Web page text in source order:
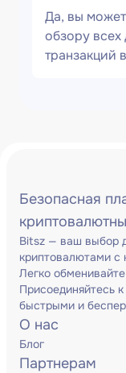
Да, вы
обзору всех
транзакций
Безопасная
Bitsz — ваш выбор
криптовалютами с
Легко
Присоединяйтесь
быстрыми и
О нас
Блог
Партнерам